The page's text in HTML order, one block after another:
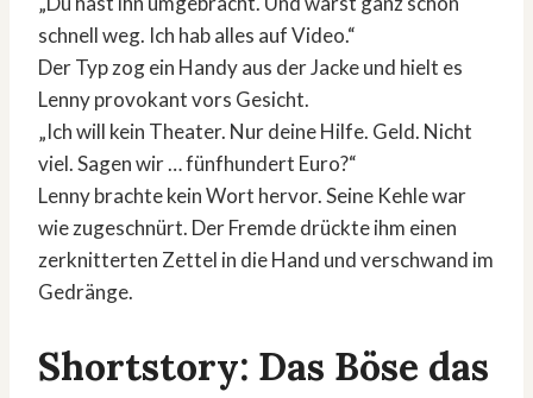
schnell weg. Ich hab alles auf Video.“
Der Typ zog ein Handy aus der Jacke und hielt es
Lenny provokant vors Gesicht.
„Ich will kein Theater. Nur deine Hilfe. Geld. Nicht
viel. Sagen wir … fünfhundert Euro?“
Lenny brachte kein Wort hervor. Seine Kehle war
wie zugeschnürt. Der Fremde drückte ihm einen
zerknitterten Zettel in die Hand und verschwand im
Gedränge.
Shortstory: Das Böse das